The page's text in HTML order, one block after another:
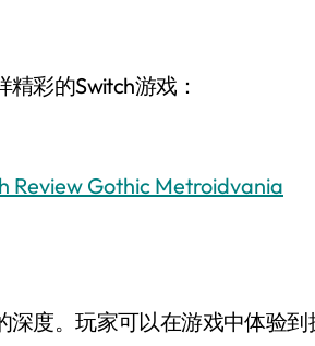
彩的Switch游戏：
Review Gothic Metroidvania
度。玩家可以在游戏中体验到